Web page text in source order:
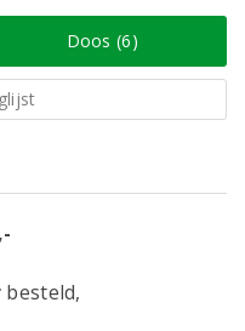
Doos (6)
besteld,